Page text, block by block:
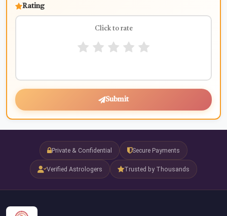
Rating
Click to rate
Submit
Private & Confidential Secure Payments
Verified Astrologers Trusted by Thousands